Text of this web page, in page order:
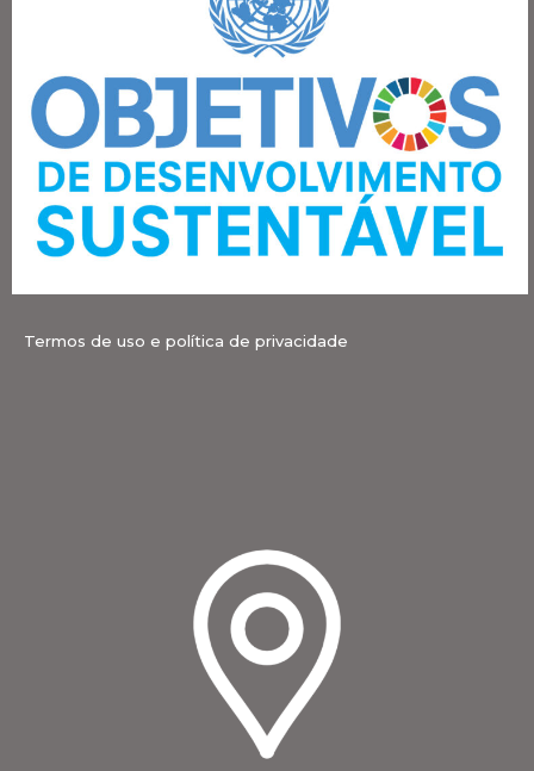
Termos de uso e política de privacidade